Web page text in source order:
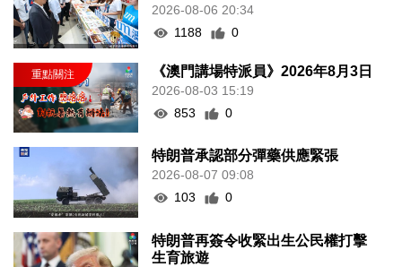
2026-08-06 20:34
1188
0
《澳門講場特派員》2026年8月3日
2026-08-03 15:19
853
0
特朗普承認部分彈藥供應緊張
2026-08-07 09:08
103
0
特朗普再簽令收緊出生公民權打擊
生育旅遊